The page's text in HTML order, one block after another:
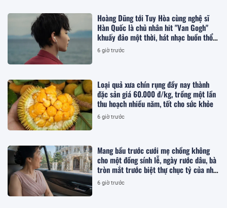
Hoàng Dũng tới Tuy Hòa cùng nghệ sĩ
Hàn Quốc là chủ nhân hit "Van Gogh"
khuấy đảo một thời, hát nhạc buồn thổn
thức
6 giờ trước
Loại quả xưa chín rụng đầy nay thành
đặc sản giá 60.000 đ/kg, trồng một lần
thu hoạch nhiều năm, tốt cho sức khỏe
6 giờ trước
Mang bầu trước cưới mẹ chồng không
cho một đồng sính lễ, ngày rước dâu, bà
tròn mắt trước biệt thự chục tỷ của nhà
tôi
6 giờ trước